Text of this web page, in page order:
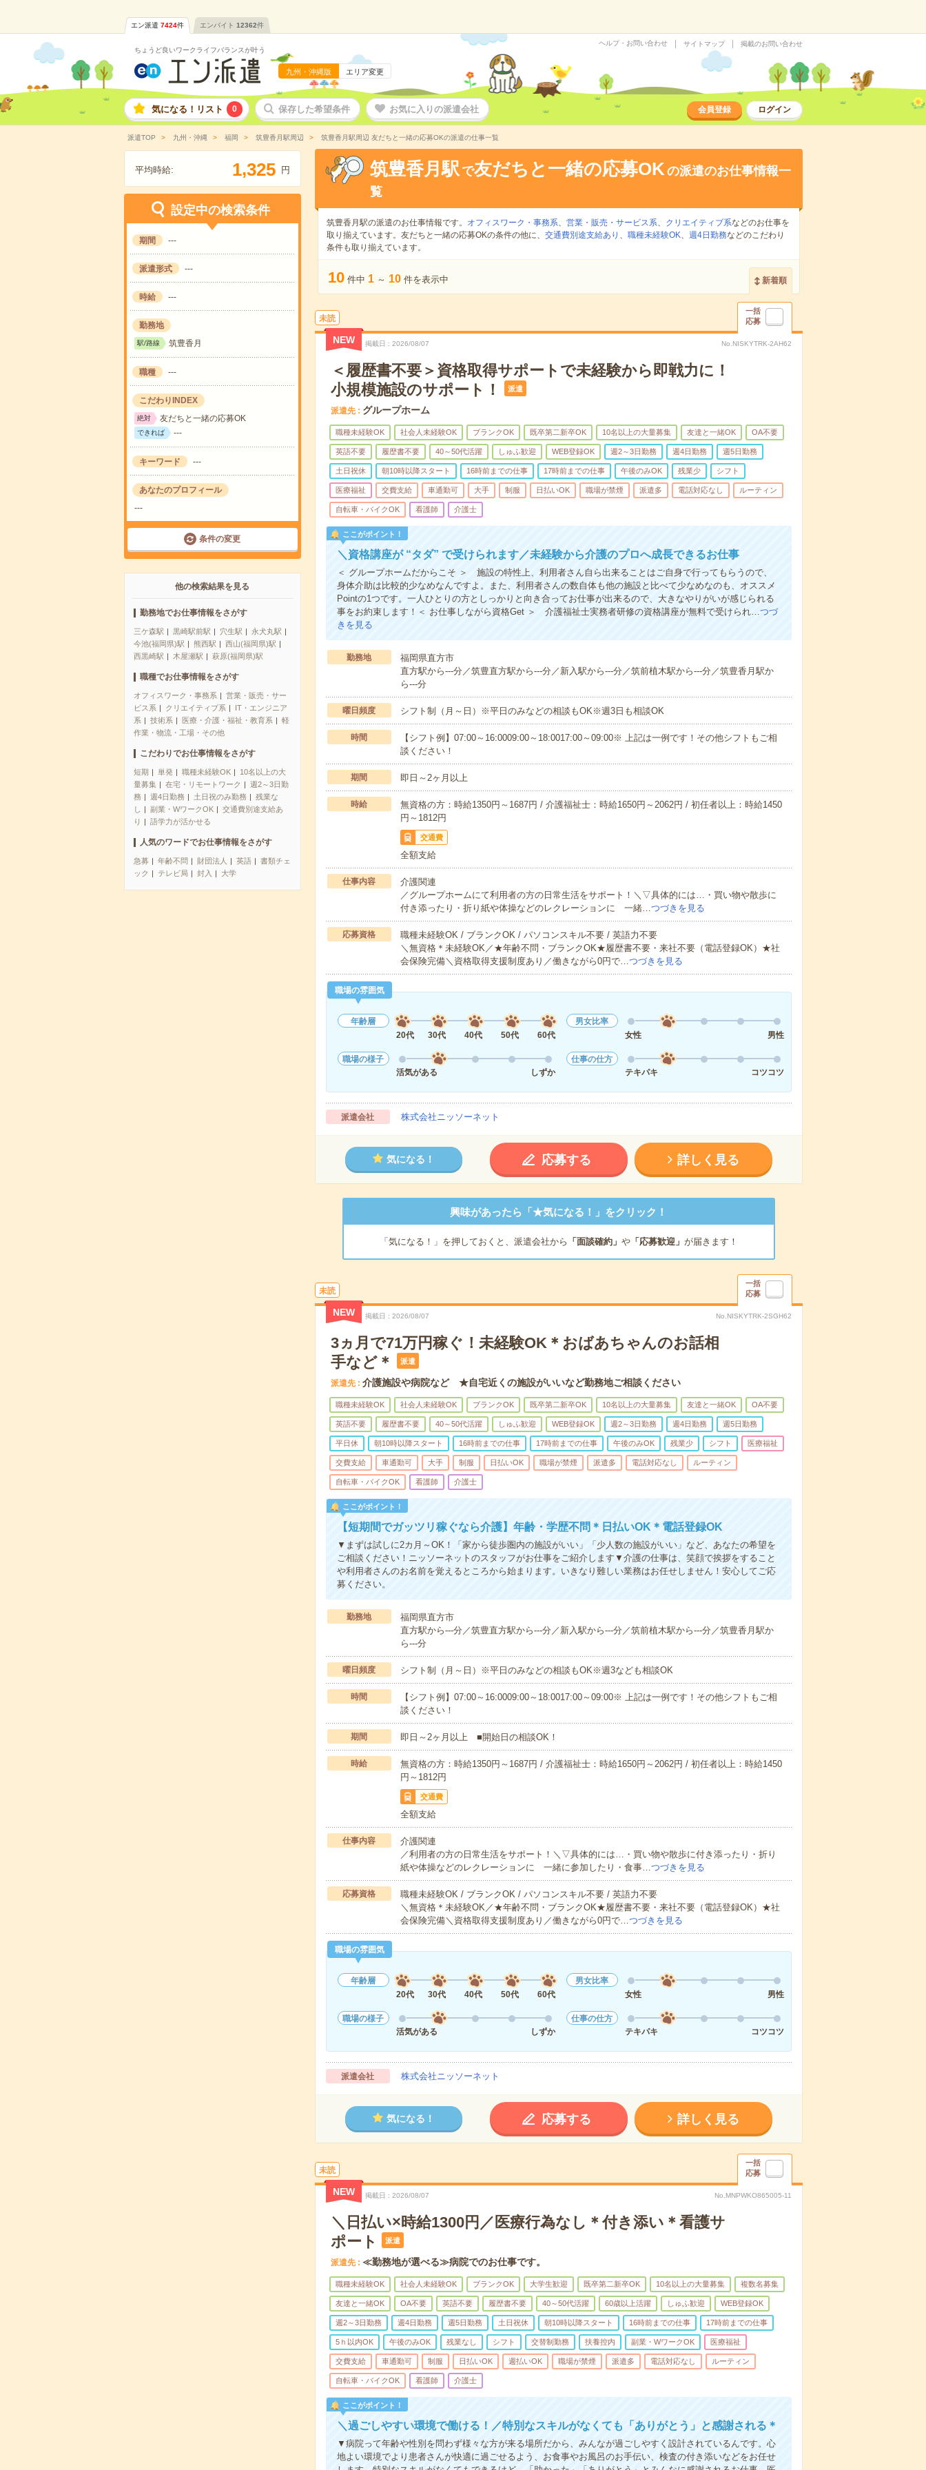
エン派遣 7424件 エンバイト 12362件
ちょうど良いワークライフバランスが叶う
九州・沖縄版 エリア変更
ヘルプ・お問い合わせ サイトマップ 掲載のお問い合わせ
気になる！リスト 0 保存した希望条件 お気に入りの派遣会社 会員登録 ログイン
派遣TOP 九州・沖縄 福岡 筑豊香月駅周辺 筑豊香月駅周辺 友だちと一緒の応募OKの派遣の仕事一覧
平均時給: 1,325 円
設定中の検索条件
期間 ---
派遣形式 ---
時給 ---
勤務地
駅/路線 筑豊香月
職種 ---
こだわりINDEX
絶対 友だちと一緒の応募OK
できれば ---
キーワード ---
あなたのプロフィール
---
条件の変更
他の検索結果を見る
勤務地でお仕事情報をさがす
三ケ森駅 黒崎駅前駅 穴生駅
永犬丸駅
今池(福岡県)駅
熊西駅
西山(福岡県)駅
西黒崎駅
木屋瀬駅 萩原(福岡県)駅
職種でお仕事情報をさがす
オフィスワーク・事務系
営業・販売・サー
ビス系
クリエイティブ系
IT・エンジニア
系
技術系 医療・介護・福祉・教育系
軽
作業・物流・工場・その他
こだわりでお仕事情報をさがす
短期 単発 職種未経験OK
10名以上の大
量募集
在宅・リモートワーク
週2～3日勤
務
週4日勤務 土日祝のみ勤務
残業な
し
副業・WワークOK
交通費別途支給あ
り
語学力が活かせる
人気のワードでお仕事情報をさがす
急募 年齢不問 財団法人 英語
書類チェ
ック
テレビ局 封入 大学
筑豊香月駅 で友だちと一緒の応募OKの派遣のお仕事情報一
覧
筑豊香月駅の派遣のお仕事情報です。 オフィスワーク・事務系、 営業・販売・サービス系、 クリエイティブ系などのお仕事を
取り揃えています。友だちと一緒の応募OKの条件の他に、 交通費別途支給あり 、 職種未経験OK、 週4日勤務などのこだわり
条件も取り揃えています。
10 件中 1 ～ 10 件を表示中 新着順
未読
一括
応募
NEW 掲載日 2026/08/07 No.NISKYTRK-2AH62
＜履歴書不要＞資格取得サポートで未経験から即戦力に！
小規模施設のサポート！
派遣
派遣先 グループホーム
職種未経験OK 社会人未経験OK ブランクOK 既卒第二新卒OK 10名以上の大量募集 友達と一緒OK OA不要
英語不要 履歴書不要 40～50代活躍 しゅふ歓迎 WEB登録OK 週2～3日勤務 週4日勤務 週5日勤務
土日祝休 朝10時以降スタート 16時前までの仕事 17時前までの仕事 午後のみOK 残業少 シフト
医療福祉 交費支給 車通勤可 大手 制服 日払いOK 職場が禁煙 派遣多 電話対応なし ルーティン
自転車・バイクOK 看護師 介護士
ここがポイント！
＼資格講座が “タダ” で受けられます／未経験から介護のプロへ成長できるお仕事
＜ グループホームだからこそ ＞ 施設の特性上、利用者さん自ら出来ることはご自身で行ってもらうので、
身体介助は比較的少なめなんですよ。また、利用者さんの数自体も他の施設と比べて少なめなのも、オススメ
Pointの1つです。一人ひとりの方としっかりと向き合ってお仕事が出来るので、大きなやりがいが感じられる
事をお約束します！＜ お仕事しながら資格Get ＞ 介護福祉士実務者研修の資格講座が無料で受けられ…つづ
きを見る
勤務地
福岡県直方市
直方駅から---分／筑豊直方駅から---分／新入駅から---分／筑前植木駅から---分／筑豊香月駅か
ら---分
曜日頻度 シフト制（月～日）※平日のみなどの相談もOK※週3日も相談OK
時間
【シフト例】07:00～16:0009:00～18:0017:00～09:00※ 上記は一例です！その他シフトもご相
談ください！
期間 即日～2ヶ月以上
時給
無資格の方：時給1350円～1687円 / 介護福祉士：時給1650円～2062円 / 初任者以上：時給1450
円～1812円
交通費
全額支給
仕事内容
介護関連
／グループホームにて利用者の方の日常生活をサポート！＼▽具体的には…・買い物や散歩に
付き添ったり・折り紙や体操などのレクレーションに 一緒…つづきを見る
応募資格
職種未経験OK / ブランクOK / パソコンスキル不要 / 英語力不要
＼無資格＊未経験OK／★年齢不問・ブランクOK★履歴書不要・来社不要（電話登録OK）★社
会保険完備＼資格取得支援制度あり／働きながら0円で…つづきを見る
職場の雰囲気
年齢層
20代
30代 40代 50代 60代
男女比率
女性
男性
職場の様子
活気がある
しずか
仕事の仕方
テキパキ
コツコツ
派遣会社 株式会社ニッソーネット
気になる！ 応募する 詳しく見る
興味があったら「★気になる！」をクリック！
「気になる！」を押しておくと、派遣会社から 「面談確約」 や「応募歓迎」 が届きます！
未読
一括
応募
NEW 掲載日 2026/08/07 No.NISKYTRK-2SGH62
3ヵ月で71万円稼ぐ！未経験OK＊おばあちゃんのお話相
手など＊
派遣
派遣先 介護施設や病院など ★自宅近くの施設がいいなど勤務地ご相談ください
職種未経験OK 社会人未経験OK ブランクOK 既卒第二新卒OK 10名以上の大量募集 友達と一緒OK OA不要
英語不要 履歴書不要 40～50代活躍 しゅふ歓迎 WEB登録OK 週2～3日勤務 週4日勤務 週5日勤務
平日休 朝10時以降スタート 16時前までの仕事 17時前までの仕事 午後のみOK 残業少 シフト 医療福祉
交費支給 車通勤可 大手 制服 日払いOK 職場が禁煙 派遣多 電話対応なし ルーティン
自転車・バイクOK 看護師 介護士
ここがポイント！
【短期間でガッツリ稼ぐなら介護】年齢・学歴不問＊日払いOK＊電話登録OK
▼まずは試しに2カ月～OK！「家から徒歩圏内の施設がいい」「少人数の施設がいい」など、あなたの希望を
ご相談ください！ニッソーネットのスタッフがお仕事をご紹介します▼介護の仕事は、笑顔で挨拶をすること
や利用者さんのお名前を覚えるところから始まります。いきなり難しい業務はお任せしません！安心してご応
募ください。
勤務地
福岡県直方市
直方駅から---分／筑豊直方駅から---分／新入駅から---分／筑前植木駅から---分／筑豊香月駅か
ら---分
曜日頻度 シフト制（月～日）※平日のみなどの相談もOK※週3なども相談OK
時間
【シフト例】07:00～16:0009:00～18:0017:00～09:00※ 上記は一例です！その他シフトもご相
談ください！
期間 即日～2ヶ月以上 ■開始日の相談OK！
時給
無資格の方：時給1350円～1687円 / 介護福祉士：時給1650円～2062円 / 初任者以上：時給1450
円～1812円
交通費
全額支給
仕事内容
介護関連
／利用者の方の日常生活をサポート！＼▽具体的には…・買い物や散歩に付き添ったり・折り
紙や体操などのレクレーションに 一緒に参加したり・食事…つづきを見る
応募資格
職種未経験OK / ブランクOK / パソコンスキル不要 / 英語力不要
＼無資格＊未経験OK／★年齢不問・ブランクOK★履歴書不要・来社不要（電話登録OK）★社
会保険完備＼資格取得支援制度あり／働きながら0円で…つづきを見る
職場の雰囲気
年齢層
20代
30代 40代 50代 60代
男女比率
女性
男性
職場の様子
活気がある
しずか
仕事の仕方
テキパキ
コツコツ
派遣会社 株式会社ニッソーネット
気になる！ 応募する 詳しく見る
未読
一括
応募
NEW 掲載日 2026/08/07 No.MNPWKO865005-11
＼日払い×時給1300円／医療行為なし＊付き添い＊看護サ
ポート
派遣
派遣先 ≪勤務地が選べる≫病院でのお仕事です。
職種未経験OK 社会人未経験OK ブランクOK 大学生歓迎 既卒第二新卒OK 10名以上の大量募集 複数名募集
友達と一緒OK OA不要 英語不要 履歴書不要 40～50代活躍 60歳以上活躍 しゅふ歓迎 WEB登録OK
週2～3日勤務 週4日勤務 週5日勤務 土日祝休 朝10時以降スタート 16時前までの仕事 17時前までの仕事
5ｈ以内OK 午後のみOK 残業なし シフト 交替制勤務 扶養控内 副業・WワークOK 医療福祉
交費支給 車通勤可 制服 日払いOK 週払いOK 職場が禁煙 派遣多 電話対応なし ルーティン
自転車・バイクOK 看護師 介護士
ここがポイント！
＼過ごしやすい環境で働ける！／特別なスキルがなくても「ありがとう」と感謝される＊
▼病院って年齢や性別を問わず様々な方が来る場所だから、みんなが過ごしやすく設計されているんです。心
地よい環境でより患者さんが快適に過ごせるよう、お食事やお風呂のお手伝い、検査の付き添いなどをお任せ